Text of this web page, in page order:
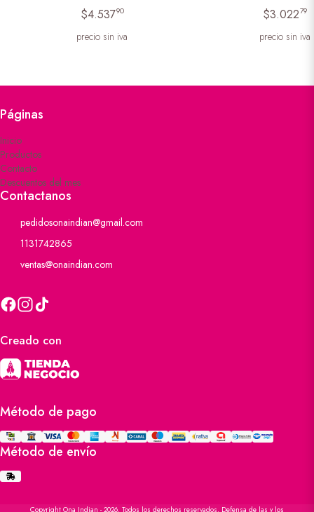
$4.53790
precio sin iva
$3.02279
precio sin iva
Páginas
Inicio
Productos
Contacto
Descuentos del mes
Contactanos
pedidosonaindian@gmail.com
1131742865
ventas@onaindian.com
Creado con
Método de pago
Método de envío
Copyright Ona Indian - 2026. Todos los derechos reservados. Defensa de las y los